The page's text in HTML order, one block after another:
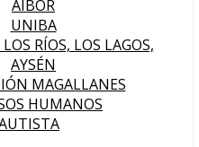
AIBOR
UNIBA
RÍOS, LOS LAGOS,
AYSÉN
MAGALLANES
HUMANOS